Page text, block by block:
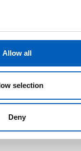
Allow all
selection
Deny
likt på
kjøpekraft